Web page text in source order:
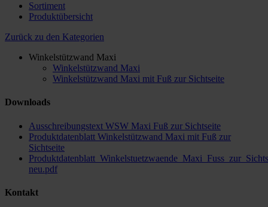
Sortiment
Produktübersicht
Zurück zu den Kategorien
Winkelstützwand Maxi
Winkelstützwand Maxi
Winkelstützwand Maxi mit Fuß zur Sichtseite
Downloads
Ausschreibungstext WSW Maxi Fuß zur Sichtseite
Produktdatenblatt Winkelstützwand Maxi mit Fuß zur
Sichtseite
neu.pdf
Kontakt